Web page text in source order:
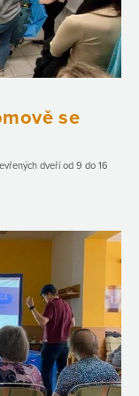
se
dveří od 9 do 16